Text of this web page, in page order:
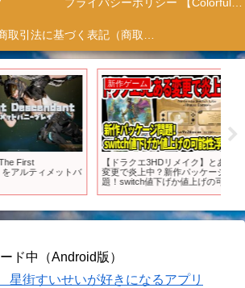
プライバシーポリシー 【Colorful Creation】
特定商取引法に基づく表記（商取引に関する開示）
ィメットバ
新作ゲーム
【ドラクエ3HDリメイク】とある
変更で炎上中？新作パッケージ問
題！switch値下げか値上げの可能
ド中（Android版）
街すいせいが好きになるアプリ